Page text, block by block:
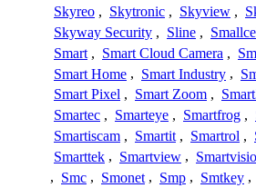
Skyreo , Skytronic , Skyview ,
Skyway Security , Sline ,
Smart , Smart Cloud Camera ,
Smart Home , Smart Industry ,
Smart Pixel , Smart Zoom ,
Smartec , Smarteye , Smartfrog ,
Smartiscam , Smartit , Smartrol ,
Smarttek , Smartview ,
, Smc , Smonet , Smp , Smtkey ,